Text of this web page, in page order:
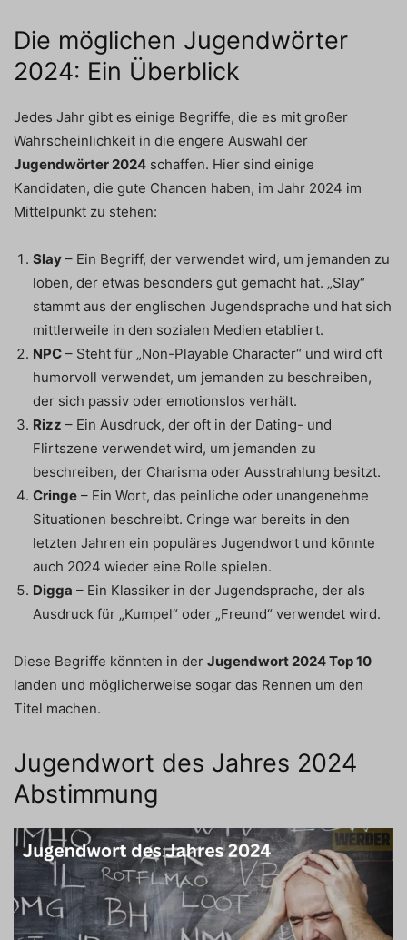
Die möglichen Jugendwörter
2024: Ein Überblick
Jedes Jahr gibt es einige Begriffe, die es mit großer
Wahrscheinlichkeit in die engere Auswahl der
Jugendwörter 2024 schaffen. Hier sind einige
Kandidaten, die gute Chancen haben, im Jahr 2024 im
Mittelpunkt zu stehen:
Slay – Ein Begriff, der verwendet wird, um jemanden zu
loben, der etwas besonders gut gemacht hat. „Slay“
stammt aus der englischen Jugendsprache und hat sich
mittlerweile in den sozialen Medien etabliert.
NPC – Steht für „Non-Playable Character“ und wird oft
humorvoll verwendet, um jemanden zu beschreiben,
der sich passiv oder emotionslos verhält.
Rizz – Ein Ausdruck, der oft in der Dating- und
Flirtszene verwendet wird, um jemanden zu
beschreiben, der Charisma oder Ausstrahlung besitzt.
Cringe – Ein Wort, das peinliche oder unangenehme
Situationen beschreibt. Cringe war bereits in den
letzten Jahren ein populäres Jugendwort und könnte
auch 2024 wieder eine Rolle spielen.
Digga – Ein Klassiker in der Jugendsprache, der als
Ausdruck für „Kumpel“ oder „Freund“ verwendet wird.
Diese Begriffe könnten in der Jugendwort 2024 Top 10
landen und möglicherweise sogar das Rennen um den
Titel machen.
Jugendwort des Jahres 2024
Abstimmung